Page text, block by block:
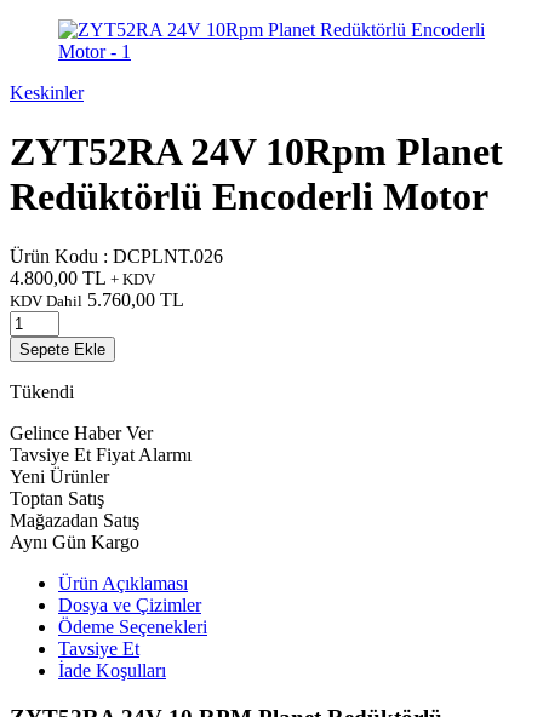
Keskinler
ZYT52RA 24V 10Rpm Planet
Redüktörlü Encoderli Motor
Ürün Kodu : DCPLNT.026
4.800,00 TL + KDV
KDV Dahil 5.760,00 TL
Sepete Ekle
Tükendi
Gelince Haber Ver
Tavsiye Et Fiyat Alarmı
Yeni Ürünler
Toptan Satış
Mağazadan Satış
Aynı Gün Kargo
Ürün Açıklaması
Dosya ve Çizimler
Ödeme Seçenekleri
Tavsiye Et
İade Koşulları